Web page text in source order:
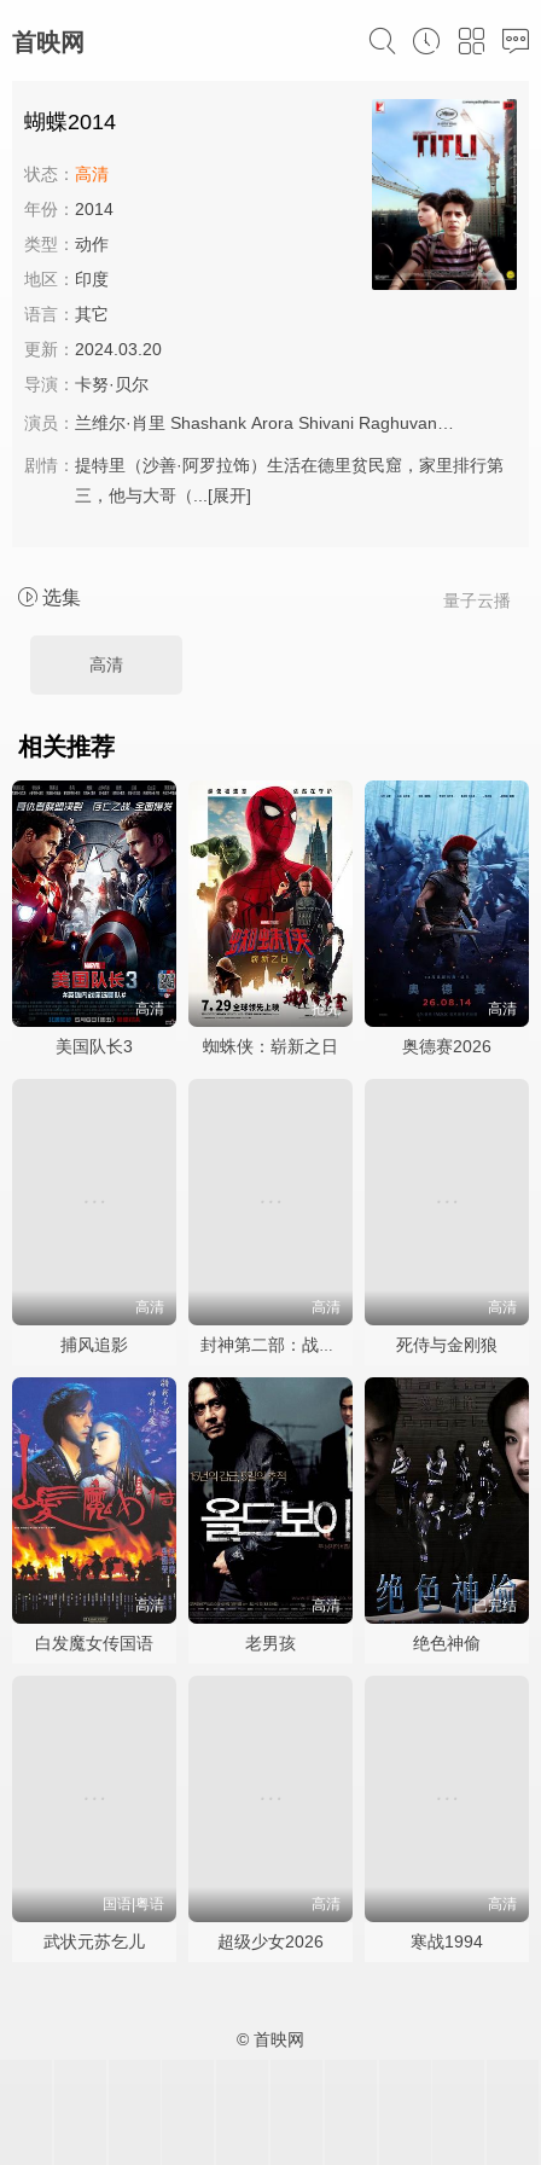
首映网
蝴蝶2014
状态： 高清
年份： 2014
类型： 动作
地区： 印度
语言： 其它
更新： 2024.03.20
导演： 卡努·贝尔
演员： 兰维尔·肖里 Shashank Arora Shivani Raghuvanshi
剧情： 提特里（沙善·阿罗拉饰）生活在德里贫民窟，家里排行第
三，他与大哥（... [展开]
量子云播
选集
高清
相关推荐
高清
美国队长3
抢先
蜘蛛侠：崭新之日
高清
奥德赛2026
高清
捕风追影
高清
封神第二部：战火西岐
高清
死侍与金刚狼
高清
白发魔女传国语
高清
老男孩
已完结
绝色神偷
国语|粤语
武状元苏乞儿
高清
超级少女2026
高清
寒战1994
© 首映网